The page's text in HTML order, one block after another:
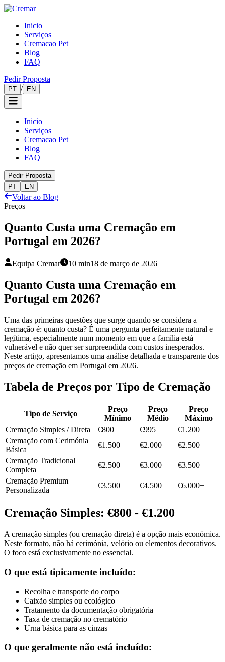
Inicio
Serviços
Cremacao Pet
Blog
FAQ
Pedir Proposta
PT / EN
Inicio
Serviços
Cremacao Pet
Blog
FAQ
Pedir Proposta
PT
EN
Voltar ao Blog
Preços
Quanto Custa uma Cremação em
Portugal em 2026?
Equipa Cremar 10 min18 de março de 2026
Quanto Custa uma Cremação em
Portugal em 2026?
Uma das primeiras questões que surge quando se considera a
cremação é: quanto custa? É uma pergunta perfeitamente natural e
legítima, especialmente num momento em que a família está
vulnerável e não quer ser surpreendida com custos inesperados.
Neste artigo, apresentamos uma análise detalhada e transparente dos
preços de cremação em Portugal em 2026.
Tabela de Preços por Tipo de Cremação
Tipo de Serviço
Preço
Mínimo
Preço
Médio
Preço
Máximo
Cremação Simples / Direta
€800 €995
€1.200
Cremação com Cerimónia
Básica
€1.500 €2.000
€2.500
Cremação Tradicional
Completa
€2.500 €3.000
€3.500
Cremação Premium
Personalizada
€3.500 €4.500 €6.000+
Cremação Simples: €800 - €1.200
A cremação simples (ou cremação direta) é a opção mais económica.
Neste formato, não há cerimónia, velório ou elementos decorativos.
O foco está exclusivamente no essencial.
O que está tipicamente incluído:
Recolha e transporte do corpo
Caixão simples ou ecológico
Tratamento da documentação obrigatória
Taxa de cremação no crematório
Urna básica para as cinzas
O que geralmente não está incluído: